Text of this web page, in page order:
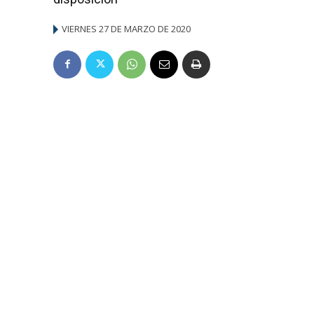
VIERNES 27 DE MARZO DE 2020